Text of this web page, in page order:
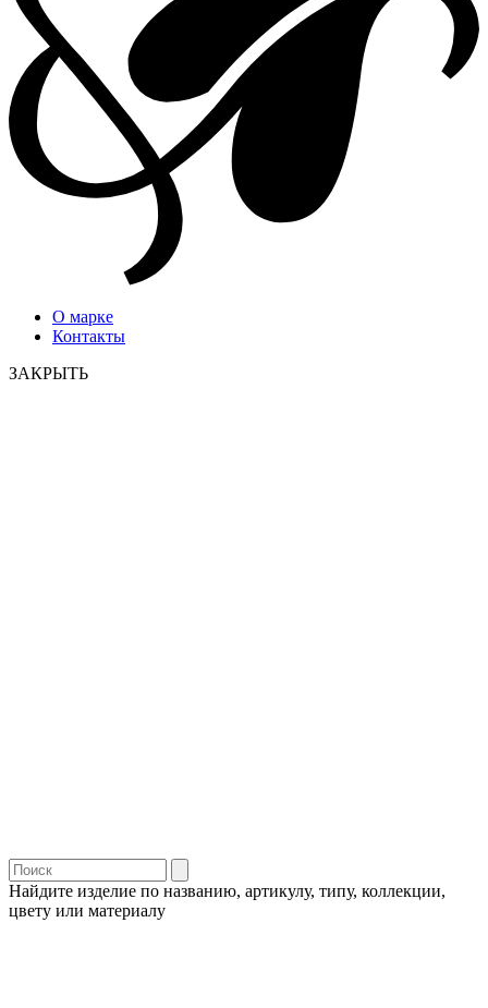
О марке
Контакты
ЗАКРЫТЬ
Найдите изделие по названию, артикулу, типу, коллекции,
цвету или материалу